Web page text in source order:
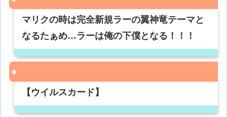
マリクの時は完全新規ラーの翼神竜テーマと
なるたぁめ…ラーは俺の下僕となる！！！
【ウイルスカード】